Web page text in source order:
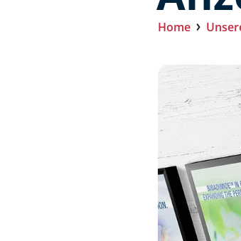
Home